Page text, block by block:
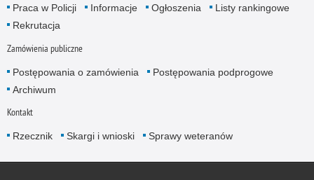
Praca w Policji Informacje Ogłoszenia
Listy rankingowe
Rekrutacja
Zamówienia publiczne
Postępowania o zamówienia
Postępowania podprogowe
Archiwum
Kontakt
Rzecznik Skargi i wnioski Sprawy weteranów